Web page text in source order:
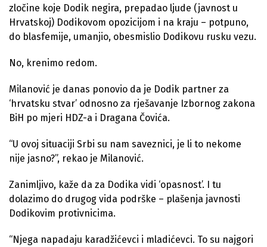
zločine koje Dodik negira, prepadao ljude (javnost u
Hrvatskoj) Dodikovom opozicijom i na kraju – potpuno,
do blasfemije, umanjio, obesmislio Dodikovu rusku vezu.
No, krenimo redom.
Milanović je danas ponovio da je Dodik partner za
‘hrvatsku stvar’ odnosno za rješavanje Izbornog zakona
BiH po mjeri HDZ-a i Dragana Čovića.
“U ovoj situaciji Srbi su nam saveznici, je li to nekome
nije jasno?”, rekao je Milanović.
Zanimljivo, kaže da za Dodika vidi ‘opasnost’. I tu
dolazimo do drugog vida podrške – plašenja javnosti
Dodikovim protivnicima.
“Njega napadaju karadžićevci i mladićevci. To su najgori